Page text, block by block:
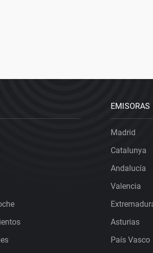
EMISORAS
Madrid
Catalunya
Andalucía
Valencia
Asturias
País Vasco